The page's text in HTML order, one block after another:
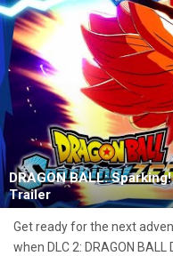
DRAGON BALL:
Trailer
Get ready for the next
when DLC 2: DRAGON